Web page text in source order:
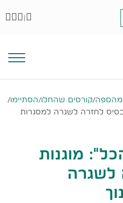
|
מהספה/קורסים שהחלו/הסתיימו/
לחזרה לשגרה למסגרות
מוגנות
לשגרה